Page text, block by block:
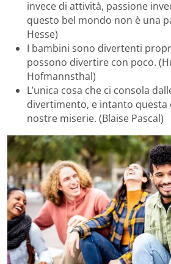
invece di attività, passione
questo bel mondo non è una
Hesse)
I bambini sono divertenti
possono divertire con poco.
Hofmannsthal)
L’unica cosa che ci consola
divertimento, e intanto questa
nostre miserie. (Blaise Pascal)